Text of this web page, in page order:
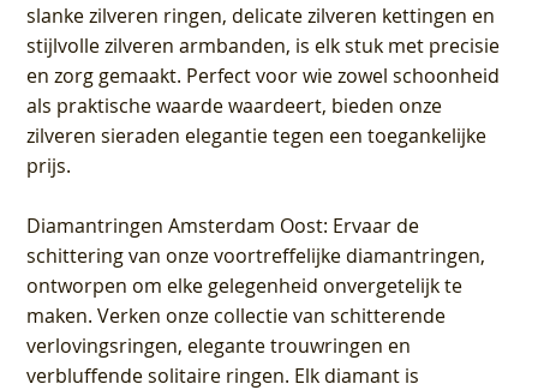
slanke zilveren ringen, delicate zilveren kettingen en
stijlvolle zilveren armbanden, is elk stuk met precisie
en zorg gemaakt. Perfect voor wie zowel schoonheid
als praktische waarde waardeert, bieden onze
zilveren sieraden elegantie tegen een toegankelijke
prijs.
Diamantringen Amsterdam Oost: Ervaar de
schittering van onze voortreffelijke diamantringen,
ontworpen om elke gelegenheid onvergetelijk te
maken. Verken onze collectie van schitterende
verlovingsringen, elegante trouwringen en
verbluffende solitaire ringen. Elk diamant is